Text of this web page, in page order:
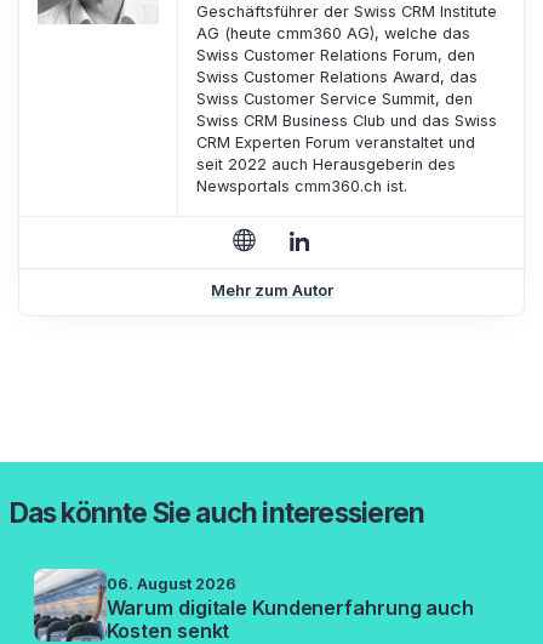
Geschäftsführer der Swiss CRM Institute
AG (heute cmm360 AG), welche das
Swiss Customer Relations Forum, den
Swiss Customer Relations Award, das
Swiss Customer Service Summit, den
Swiss CRM Business Club und das Swiss
CRM Experten Forum veranstaltet und
seit 2022 auch Herausgeberin des
Newsportals cmm360.ch ist.
Mehr zum Autor
Das könnte Sie auch interessieren
06. August 2026
Warum digitale Kundenerfahrung auch
Kosten senkt